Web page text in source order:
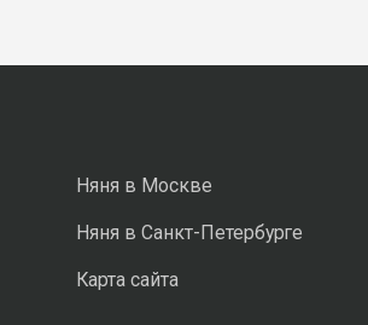
Няня в Москве
Няня в Санкт-Петербурге
Карта сайта